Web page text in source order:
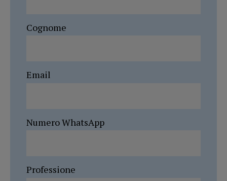
Cognome
Email
Numero WhatsApp
Professione